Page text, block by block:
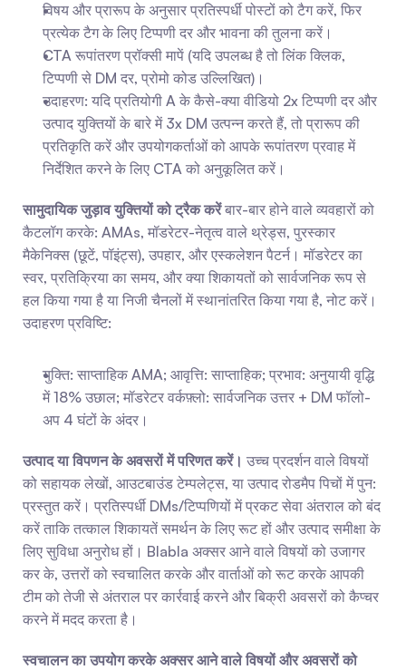
विषय और प्रारूप के अनुसार प्रतिस्पर्धी पोस्टों को टैग करें, फिर
प्रत्येक टैग के लिए टिप्पणी दर और भावना की तुलना करें।
CTA रूपांतरण प्रॉक्सी मापें (यदि उपलब्ध है तो लिंक क्लिक,
टिप्पणी से DM दर, प्रोमो कोड उल्लिखित)।
उदाहरण: यदि प्रतियोगी A के कैसे-क्या वीडियो 2x टिप्पणी दर और
उत्पाद युक्तियों के बारे में 3x DM उत्पन्न करते हैं, तो प्रारूप की
प्रतिकृति करें और उपयोगकर्ताओं को आपके रूपांतरण प्रवाह में
निर्देशित करने के लिए CTA को अनुकूलित करें।
सामुदायिक जुड़ाव युक्तियों को ट्रैक करें बार-बार होने वाले व्यवहारों को
कैटलॉग करके: AMAs, मॉडरेटर-नेतृत्व वाले थ्रेड्स, पुरस्कार
मैकेनिक्स (छूटें, पॉइंट्स), उपहार, और एस्कलेशन पैटर्न। मॉडरेटर का
स्वर, प्रतिक्रिया का समय, और क्या शिकायतों को सार्वजनिक रूप से
हल किया गया है या निजी चैनलों में स्थानांतरित किया गया है, नोट करें।
उदाहरण प्रविष्टि:
युक्ति: साप्ताहिक AMA; आवृत्ति: साप्ताहिक; प्रभाव: अनुयायी वृद्धि
में 18% उछाल; मॉडरेटर वर्कफ़्लो: सार्वजनिक उत्तर + DM फॉलो-
अप 4 घंटों के अंदर।
उत्पाद या विपणन के अवसरों में परिणत करें। उच्च प्रदर्शन वाले विषयों
को सहायक लेखों, आउटबाउंड टेम्पलेट्स, या उत्पाद रोडमैप पिचों में पुन:
प्रस्तुत करें। प्रतिस्पर्धी DMs/टिप्पणियों में प्रकट सेवा अंतराल को बंद
करें ताकि तत्काल शिकायतें समर्थन के लिए रूट हों और उत्पाद समीक्षा के
लिए सुविधा अनुरोध हों। Blabla अक्सर आने वाले विषयों को उजागर
कर के, उत्तरों को स्वचालित करके और वार्ताओं को रूट करके आपकी
टीम को तेजी से अंतराल पर कार्रवाई करने और बिक्री अवसरों को कैप्चर
करने में मदद करता है।
स्वचालन का उपयोग करके अक्सर आने वाले विषयों और अवसरों को